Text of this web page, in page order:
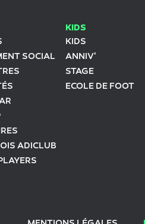
SOCIAL
ADICLUB
KIDS
KIDS
ANNIV'
STAGE
ECOLE DE FOOT